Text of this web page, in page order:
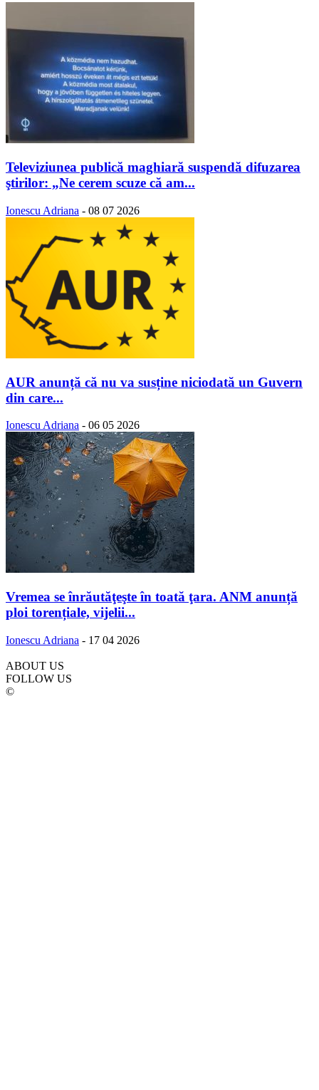
Televiziunea publică maghiară suspendă difuzarea
ştirilor: „Ne cerem scuze că am...
Ionescu Adriana - 08 07 2026
AUR anunță că nu va susține niciodată un Guvern
din care...
Ionescu Adriana - 06 05 2026
Vremea se înrăutăţeşte în toată ţara. ANM anunță
ploi torențiale, vijelii...
Ionescu Adriana - 17 04 2026
ABOUT US
FOLLOW US
©